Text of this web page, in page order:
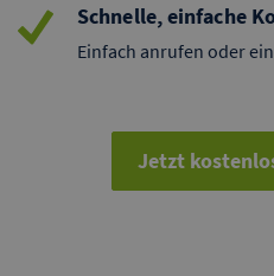
Schnelle, einfache
Einfach anrufen oder
Jetzt